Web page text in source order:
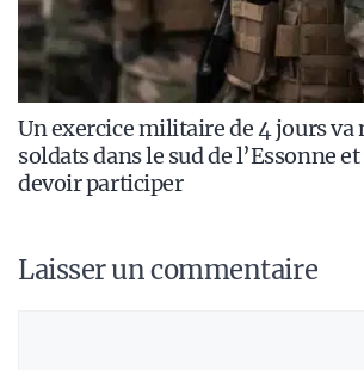
Un exercice militaire de 4 jours va
soldats dans le sud de l’Essonne
devoir participer
Laisser un commentaire